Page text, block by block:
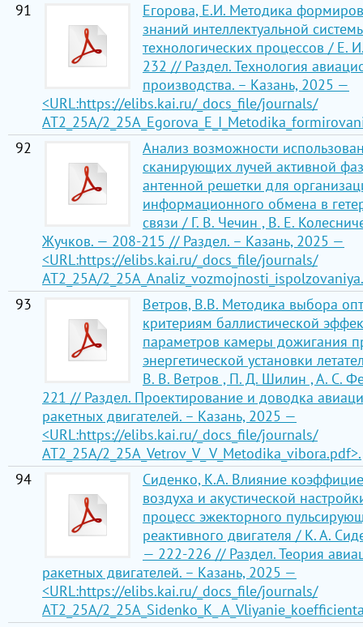
91
Егорова, Е.И. Методика
знаний интеллектуальной
технологических процессов / Е.
232 // Раздел. Технология
производства. – Казань, 2025 —
<URL:https://elibs.kai.ru/_docs_file/journals/
АТ2_25A/
92
Анализ возможности
сканирующих лучей активной
антенной решетки для
информационного обмена в
связи / Г. В. Чечин , В. Е.
Жучков. — 208-215 // Раздел. – Казань, 2025 —
<URL:https://elibs.kai.ru/_docs_file/journals/
АТ2_25A/
93
Ветров, В.В. Методика выбора
критериям баллистической
параметров камеры дожигания
энергетической установки
В. В. Ветров , П. Д. Шилин , А. С.
221 // Раздел. Проектирование и доводка
ракетных двигателей. – Казань, 2025 —
<URL:https://elibs.kai.ru/_docs_file/journals/
АТ2_25A/2_25A_Vetrov_V_ V_Metodika_vibora.pdf>.
94
Сиденко, К.А. Влияние
воздуха и акустической
процесс эжекторного
реактивного двигателя / К. А.
— 222-226 // Раздел. Теория
ракетных двигателей. – Казань, 2025 —
<URL:https://elibs.kai.ru/_docs_file/journals/
АТ2_25A/2_25A_Sidenko_K_